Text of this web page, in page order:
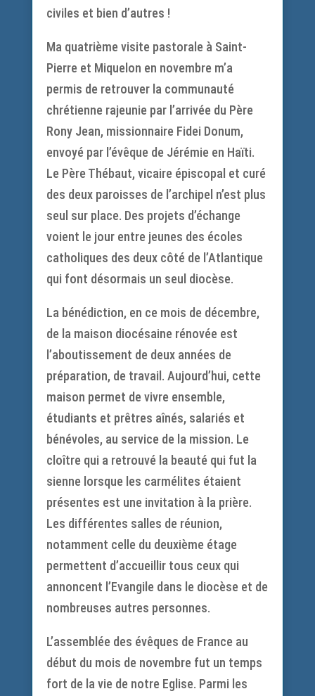
civiles et bien d’autres !
Ma quatrième visite pastorale à Saint-
Pierre et Miquelon en novembre m’a
permis de retrouver la communauté
chrétienne rajeunie par l’arrivée du Père
Rony Jean, missionnaire Fidei Donum,
envoyé par l’évêque de Jérémie en Haïti.
Le Père Thébaut, vicaire épiscopal et curé
des deux paroisses de l’archipel n’est plus
seul sur place. Des projets d’échange
voient le jour entre jeunes des écoles
catholiques des deux côté de l’Atlantique
qui font désormais un seul diocèse.
La bénédiction, en ce mois de décembre,
de la maison diocésaine rénovée est
l’aboutissement de deux années de
préparation, de travail. Aujourd’hui, cette
maison permet de vivre ensemble,
étudiants et prêtres aînés, salariés et
bénévoles, au service de la mission. Le
cloître qui a retrouvé la beauté qui fut la
sienne lorsque les carmélites étaient
présentes est une invitation à la prière.
Les différentes salles de réunion,
notamment celle du deuxième étage
permettent d’accueillir tous ceux qui
annoncent l’Evangile dans le diocèse et de
nombreuses autres personnes.
L’assemblée des évêques de France au
début du mois de novembre fut un temps
fort de la vie de notre Eglise. Parmi les